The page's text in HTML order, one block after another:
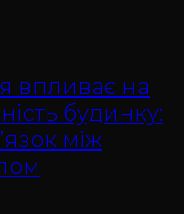
впливає на
будинку:
між